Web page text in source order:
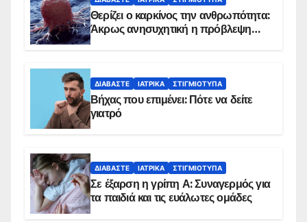
Θερίζει ο καρκίνος την ανθρωπότητα:
Άκρως ανησυχητική η πρόβλεψη…
ΔΙΑΒΆΣΤΕ ΙΑΤΡΙΚΆ ΣΤΙΓΜΙΌΤΥΠΑ
Βήχας που επιμένει: Πότε να δείτε
γιατρό
ΔΙΑΒΆΣΤΕ ΙΑΤΡΙΚΆ ΣΤΙΓΜΙΌΤΥΠΑ
Σε έξαρση η γρίπη Α: Συναγερμός για
τα παιδιά και τις ευάλωτες ομάδες